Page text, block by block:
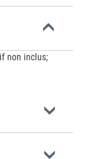
non inclus;